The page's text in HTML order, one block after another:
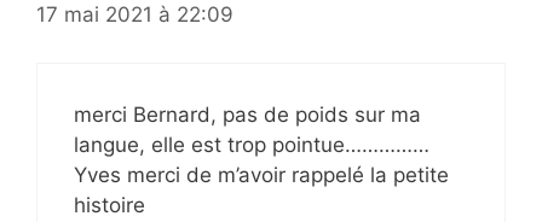
17 mai 2021 à 22:09
merci Bernard, pas de poids sur ma
langue, elle est trop pointue……………
Yves merci de m’avoir rappelé la petite
histoire